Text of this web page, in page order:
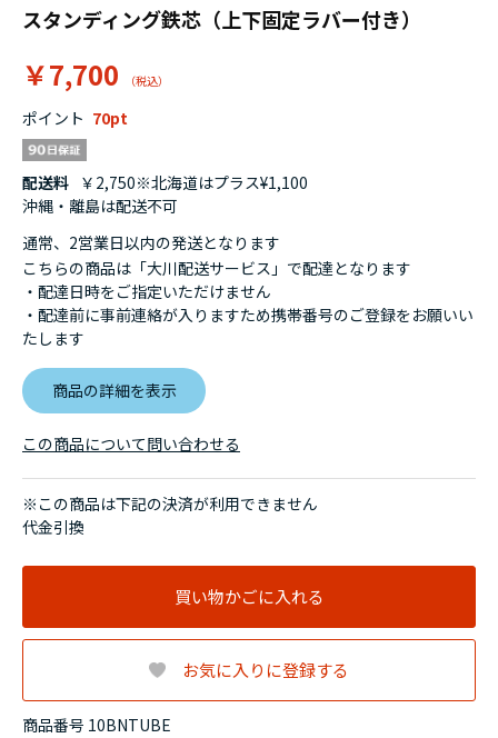
スタンディング鉄芯（上下固定ラバー付き）
￥7,700
商品番号 10BNTUBE
ポイント 70
配送料 ￥2,750※北海道はプラス¥1,100
沖縄・離島は配送不可
通常、2営業日以内の発送となります
こちらの商品は「大川配送サービス」で配達となります
・配達日時をご指定いただけません
・配達前に事前連絡が入りますため携帯番号のご登録をお願いい
たします
商品の詳細を表示
※この商品は下記の決済が利用できません
代金引換
買い物かごに入れる
お気に入りに登録する
この商品について問い合わせる